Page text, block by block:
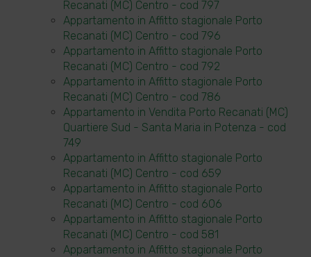
Recanati (MC) Centro - cod 797
Appartamento in Affitto stagionale Porto
Recanati (MC) Centro - cod 796
Appartamento in Affitto stagionale Porto
Recanati (MC) Centro - cod 792
Appartamento in Affitto stagionale Porto
Recanati (MC) Centro - cod 786
Appartamento in Vendita Porto Recanati (MC)
Quartiere Sud - Santa Maria in Potenza - cod
749
Appartamento in Affitto stagionale Porto
Recanati (MC) Centro - cod 659
Appartamento in Affitto stagionale Porto
Recanati (MC) Centro - cod 606
Appartamento in Affitto stagionale Porto
Recanati (MC) Centro - cod 581
Appartamento in Affitto stagionale Porto